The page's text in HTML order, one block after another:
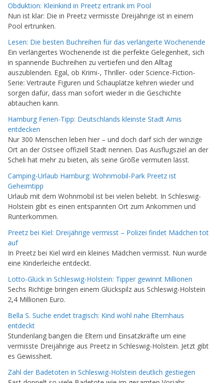
Obduktion: Kleinkind in Preetz ertrank im Pool
Nun ist klar: Die in Preetz vermisste Dreijährige ist in einem
Pool ertrunken.
Lesen: Die besten Buchreihen für das verlängerte Wochenende
Ein verlängertes Wochenende ist die perfekte Gelegenheit, sich
in spannende Buchreihen zu vertiefen und den Alltag
auszublenden. Egal, ob Krimi-, Thriller- oder Science-Fiction-
Serie: Vertraute Figuren und Schauplätze kehren wieder und
sorgen dafür, dass man sofort wieder in die Geschichte
abtauchen kann.
Hamburg Ferien-Tipp: Deutschlands kleinste Stadt Arnis
entdecken
Nur 300 Menschen leben hier – und doch darf sich der winzige
Ort an der Ostsee offiziell Stadt nennen. Das Ausflugsziel an der
Scheli hat mehr zu bieten, als seine Größe vermuten lässt.
Camping-Urlaub Hamburg: Wohnmobil-Park Preetz ist
Geheimtipp
Urlaub mit dem Wohnmobil ist bei vielen beliebt. In Schleswig-
Holstein gibt es einen entspannten Ort zum Ankommen und
Runterkommen.
Preetz bei Kiel: Dreijährige vermisst – Polizei findet Mädchen tot
auf
In Preetz bei Kiel wird ein kleines Mädchen vermisst. Nun wurde
eine Kinderleiche entdeckt.
Lotto-Glück in Schleswig-Holstein: Tipper gewinnt Millionen
Sechs Richtige bringen einem Glückspilz aus Schleswig-Holstein
2,4 Millionen Euro.
Bella S. Suche endet tragisch: Kind wohl nahe Elternhaus
entdeckt
Stundenlang bangen die Eltern und Einsatzkräfte um eine
vermisste Dreijährige aus Preetz in Schleswig-Holstein. Jetzt gibt
es Gewissheit.
Zahl der Badetoten in Schleswig-Holstein deutlich gestiegen